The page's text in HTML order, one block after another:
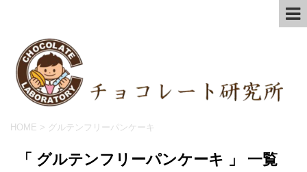
HOME > グルテンフリーパンケーキ
「 グルテンフリーパンケーキ 」 一覧